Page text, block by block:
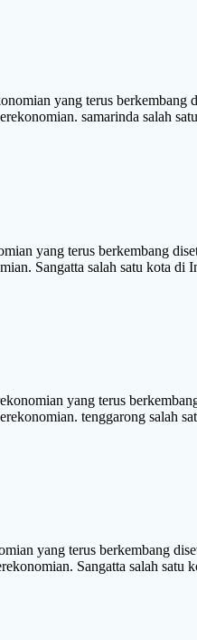
yang terus berkembang
samarinda salah
yang terus berkembang
Sangatta salah satu kota
yang terus
tenggarong salah
yang terus berkembang
Sangatta salah satu